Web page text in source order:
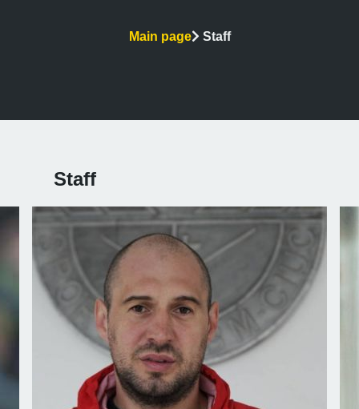
Main page Staff
Staff